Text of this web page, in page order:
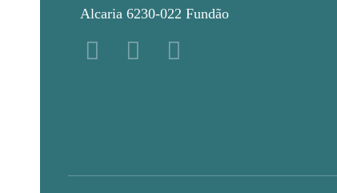
Alcaria 6230-022 Fundão